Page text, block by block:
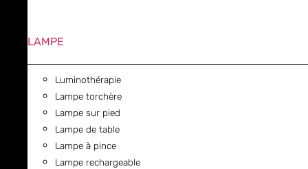
LAMPE
Luminothérapie
Lampe torchère
Lampe sur pied
Lampe de table
Lampe à pince
Lampe rechargeable